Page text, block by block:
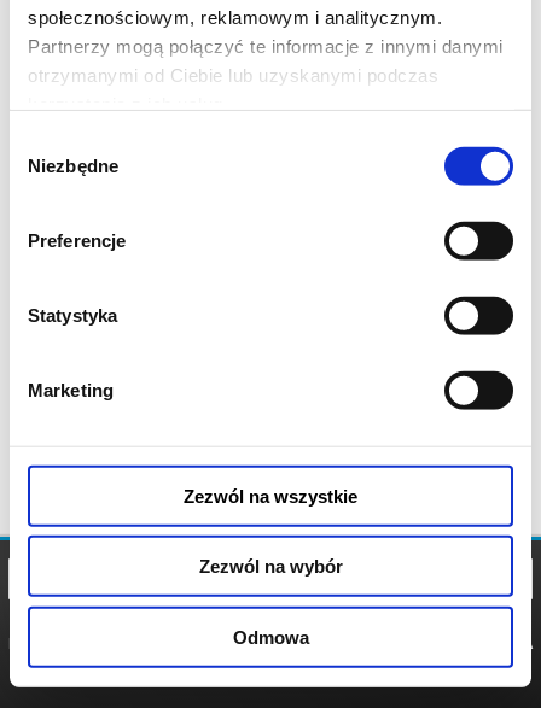
społecznościowym, reklamowym i analitycznym.
Partnerzy mogą połączyć te informacje z innymi danymi
otrzymanymi od Ciebie lub uzyskanymi podczas
zgody
Niezbędne
Preferencje
Statystyka
Marketing
Zezwól na wszystkie
Zezwól na wybór
Odmowa
POLITYKA
POLITYKA